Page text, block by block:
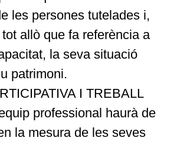
les persones tutelades i,
allò que fa referència a
la seva situació
patrimoni.
I TREBALL
professional haurà de
la mesura de les seves